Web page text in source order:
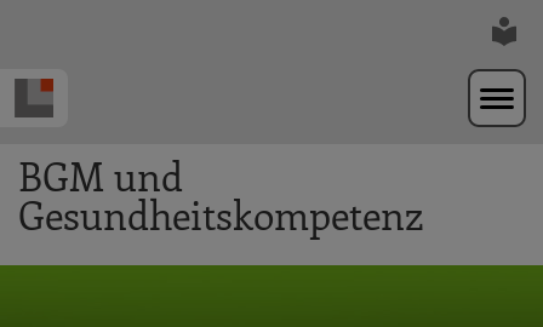
BGM und
Gesundheitskompetenz